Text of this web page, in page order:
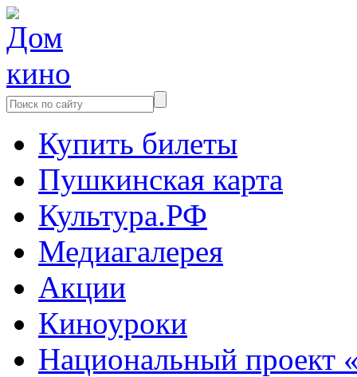
Купить билеты
Пушкинская карта
Культура.РФ
Медиагалерея
Акции
Киноуроки
Национальный проект